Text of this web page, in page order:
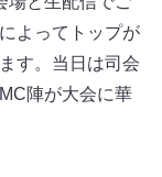
よってトップが
す。当日は司会
陣が大会に華